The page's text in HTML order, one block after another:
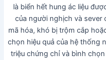
là biển hết hung ác liệu
của người nghịch và sever
mã hóa, khó bị trộm cắp
chọn hiệu quả của hệ thống
triệu chứng chỉ và bình